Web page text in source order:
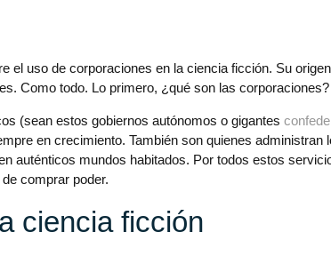
el uso de corporaciones en la ciencia ficción. Su
Como todo. Lo primero, ¿qué son las corporaciones?
(sean estos gobiernos autónomos o gigantes
en crecimiento. También son quienes administran
auténticos mundos habitados. Por todos estos
comprar poder.
ciencia ficción